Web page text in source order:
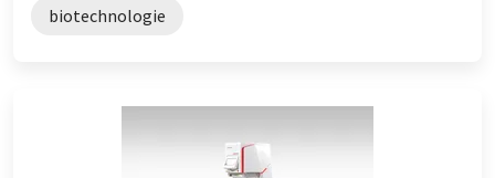
biotechnologie